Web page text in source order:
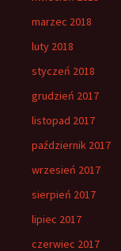
marzec 2018
luty 2018
styczeń 2018
grudzień 2017
listopad 2017
październik 2017
wrzesień 2017
sierpień 2017
lipiec 2017
czerwiec 2017